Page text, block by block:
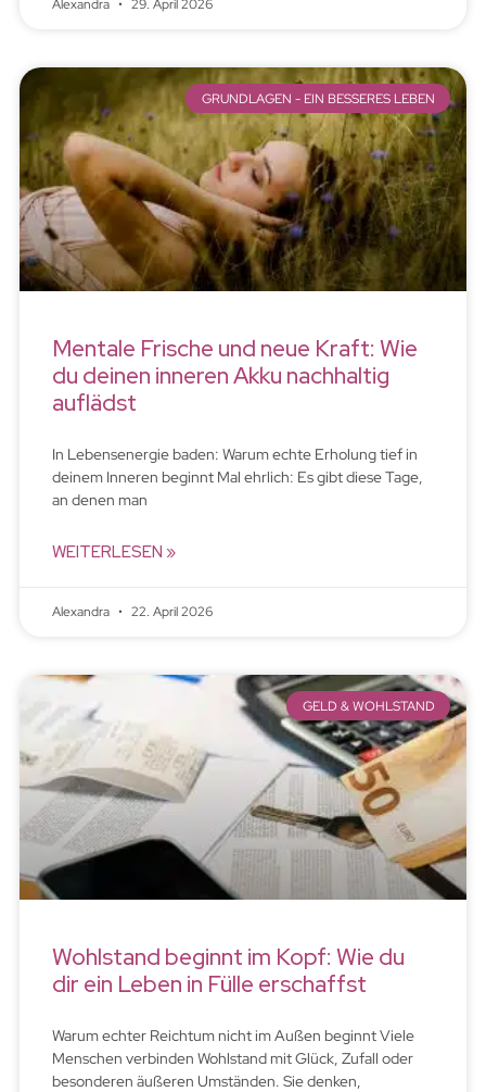
Alexandra 29. April 2026
GRUNDLAGEN - EIN BESSERES LEBEN
Mentale Frische und neue Kraft: Wie
du deinen inneren Akku nachhaltig
auflädst
In Lebensenergie baden: Warum echte Erholung tief in
deinem Inneren beginnt Mal ehrlich: Es gibt diese Tage,
an denen man
WEITERLESEN »
Alexandra 22. April 2026
GELD & WOHLSTAND
Wohlstand beginnt im Kopf: Wie du
dir ein Leben in Fülle erschaffst
Warum echter Reichtum nicht im Außen beginnt Viele
Menschen verbinden Wohlstand mit Glück, Zufall oder
besonderen äußeren Umständen. Sie denken,